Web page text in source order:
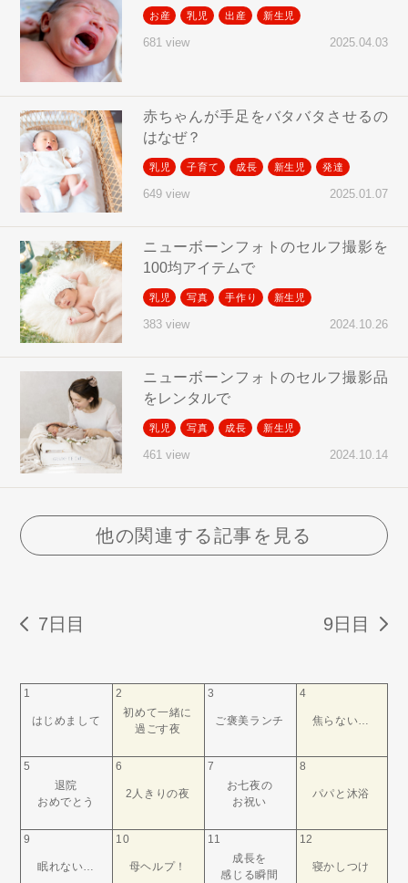
お産 乳児 出産 新生児
681 view 2025.04.03
赤ちゃんが手足をバタバタさせるの
はなぜ？
乳児 子育て 成長 新生児 発達
649 view 2025.01.07
ニューボーンフォトのセルフ撮影を
100均アイテムで
乳児 写真 手作り 新生児
383 view 2024.10.26
ニューボーンフォトのセルフ撮影品
をレンタルで
乳児 写真 成長 新生児
461 view 2024.10.14
他の関連する記事を見る
7日目 9日目
1
はじめまして
2
初めて一緒に
過ごす夜
3
ご褒美ランチ
4
焦らない…
5
退院
おめでとう
6
2人きりの夜
7
お七夜の
お祝い
8
パパと沐浴
9
眠れない…
10
母ヘルプ！
11
成長を
感じる瞬間
12
寝かしつけ